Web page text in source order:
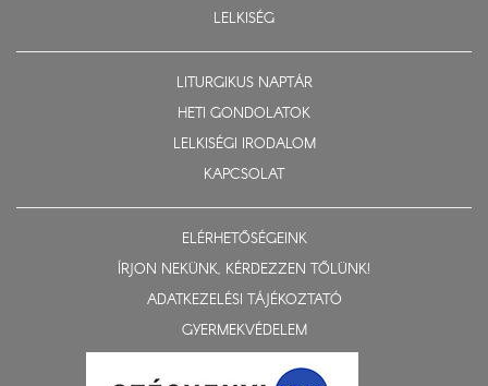
LELKISÉG
LITURGIKUS NAPTÁR
HETI GONDOLATOK
LELKISÉGI IRODALOM
KAPCSOLAT
ELÉRHETŐSÉGEINK
ÍRJON NEKÜNK, KÉRDEZZEN TŐLÜNK!
ADATKEZELÉSI TÁJÉKOZTATÓ
GYERMEKVÉDELEM